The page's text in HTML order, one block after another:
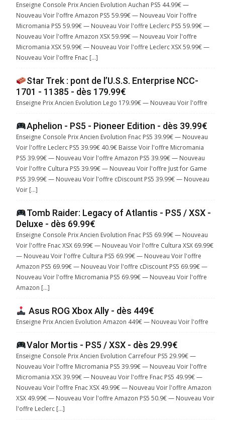
Enseigne Console Prix Ancien Evolution Auchan PS5 44.99€ —
Nouveau Voir l'offre Amazon PS5 59.99€ — Nouveau Voir l'offre
Micromania PS5 59.99€ — Nouveau Voir l'offre Leclerc PS5 59.99€ —
Nouveau Voir l'offre Amazon XSX 59.99€ — Nouveau Voir l'offre
Micromania XSX 59.99€ — Nouveau Voir l'offre Leclerc XSX 59.99€ —
Nouveau Voir l'offre Fnac […]
Star Trek : pont de l’U.S.S. Enterprise NCC-
1701 - 11385 - dès 179.99€
Enseigne Prix Ancien Evolution Lego 179.99€ — Nouveau Voir l'offre
Aphelion - PS5 - Pioneer Edition - dès 39.99€
Enseigne Console Prix Ancien Evolution Fnac PS5 39.99€ — Nouveau
Voir l'offre Leclerc PS5 39.99€ 40.9€ Baisse Voir l'offre Micromania
PS5 39.99€ — Nouveau Voir l'offre Amazon PS5 39.99€ — Nouveau
Voir l'offre Cultura PS5 39.99€ — Nouveau Voir l'offre Just for Game
PS5 39.99€ — Nouveau Voir l'offre cDiscount PS5 39.99€ — Nouveau
Voir […]
Tomb Raider: Legacy of Atlantis - PS5 / XSX -
Deluxe - dès 69.99€
Enseigne Console Prix Ancien Evolution Fnac PS5 69.99€ — Nouveau
Voir l'offre Fnac XSX 69.99€ — Nouveau Voir l'offre Cultura XSX 69.99€
— Nouveau Voir l'offre Cultura PS5 69.99€ — Nouveau Voir l'offre
Amazon PS5 69.99€ — Nouveau Voir l'offre cDiscount PS5 69.99€ —
Nouveau Voir l'offre Micromania PS5 69.99€ — Nouveau Voir l'offre
Amazon […]
Asus ROG Xbox Ally - dès 449€
Enseigne Prix Ancien Evolution Amazon 449€ — Nouveau Voir l'offre
Valor Mortis - PS5 / XSX - dès 29.99€
Enseigne Console Prix Ancien Evolution Carrefour PS5 29.99€ —
Nouveau Voir l'offre Micromania PS5 39.99€ — Nouveau Voir l'offre
Micromania XSX 39.99€ — Nouveau Voir l'offre Fnac PS5 49.99€ —
Nouveau Voir l'offre Fnac XSX 49.99€ — Nouveau Voir l'offre Amazon
XSX 49.99€ — Nouveau Voir l'offre Amazon PS5 50.9€ — Nouveau Voir
l'offre Leclerc […]